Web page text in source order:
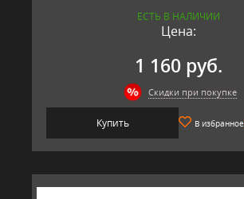
ЕСТЬ В НАЛИЧИИ
Цена:
1 160 руб.
Скидки при покупке
Купить В избранное